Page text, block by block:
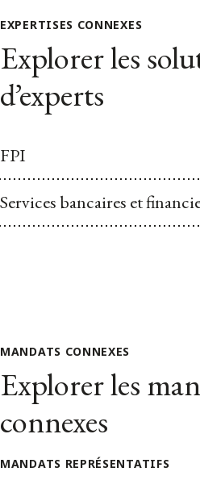
EXPERTISES CONNEXES
Explorer les
d’experts
FPI
Services bancaires et
MANDATS CONNEXES
Explorer les
connexes
MANDATS REPRÉSENTATIFS